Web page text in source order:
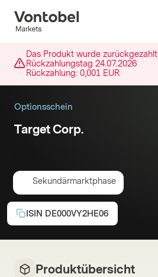
Das Produkt wurde zurückgezahlt
Rückzahlungstag 24.07.2026
Rückzahlung: 0,001 EUR
Optionsschein
Target Corp.
Sekundärmarktphase
ISIN DE000VY2HE06
Produktübersicht